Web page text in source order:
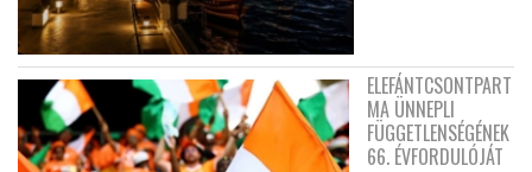
ELEFÁNTCSONTPART
MA ÜNNEPLI
FÜGGETLENSÉGÉNEK
66. ÉVFORDULÓJÁT